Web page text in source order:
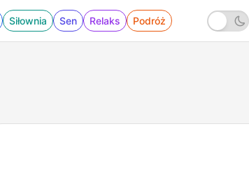
Siłownia Sen Relaks Podróż